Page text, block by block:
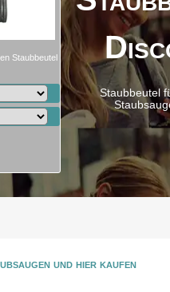
Staubbeutel
Staubbeutel
und hier kaufen